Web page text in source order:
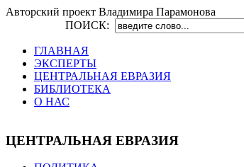
Авторский проект Владимира Парамонова
ПОИСК:
ГЛАВНАЯ
ЭКСПЕРТЫ
ЦЕНТРАЛЬНАЯ ЕВРАЗИЯ
БИБЛИОТЕКА
О НАС
ЦЕНТРАЛЬНАЯ ЕВРАЗИЯ